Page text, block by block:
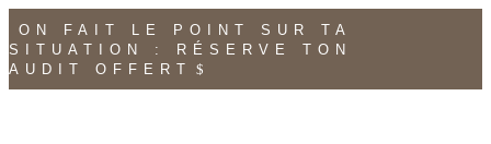
ON FAIT LE POINT SUR TA
SITUATION : RÉSERVE TON
AUDIT OFFERT